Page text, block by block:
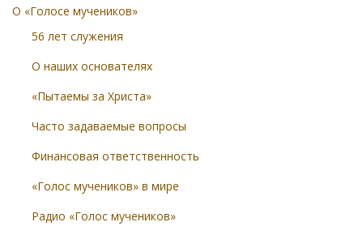
О «Голосе мучеников»
56 лет служения
О наших основателях
«Пытаемы за Христа»
Часто задаваемые вопросы
Финансовая ответственность
«Голос мучеников» в мире
Радио «Голос мучеников»